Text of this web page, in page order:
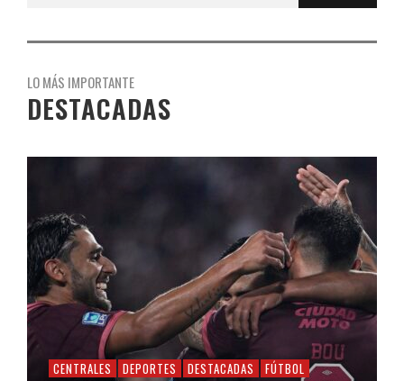
LO MÁS IMPORTANTE
DESTACADAS
CENTRALES DEPORTES DESTACADAS FÚTBOL